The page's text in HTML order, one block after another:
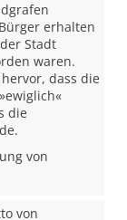
erhalten
Stadt
waren.
dass die
die
von
von